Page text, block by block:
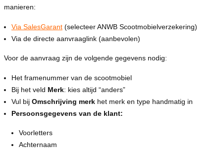
manieren:
Via SalesGarant (selecteer ANWB Scootmobielverzekering)
Via de directe aanvraaglink (aanbevolen)
Voor de aanvraag zijn de volgende gegevens nodig:
Het framenummer van de scootmobiel
Bij het veld Merk: kies altijd “anders”
Vul bij Omschrijving merk het merk en type handmatig in
Persoonsgegevens van de klant:
Voorletters
Achternaam